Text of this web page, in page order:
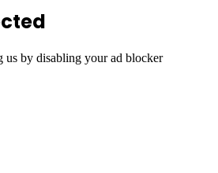
us by disabling your ad blocker